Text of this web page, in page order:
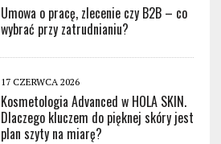
Umowa o pracę, zlecenie czy B2B – co
wybrać przy zatrudnianiu?
17 CZERWCA 2026
Kosmetologia Advanced w HOLA SKIN.
Dlaczego kluczem do pięknej skóry jest
plan szyty na miarę?